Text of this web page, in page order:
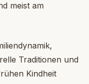
meist am
Traditionen und
Kindheit